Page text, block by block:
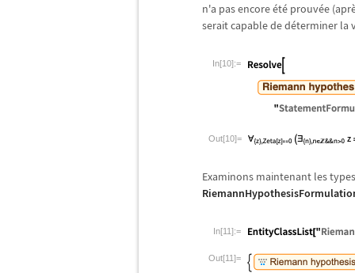
n'a pas encoreété prouvée (apr
serait capable de déterminer la
In[10]:=
Out[10]=
Examinons maintenant les
In[11]:=
Out[11]=